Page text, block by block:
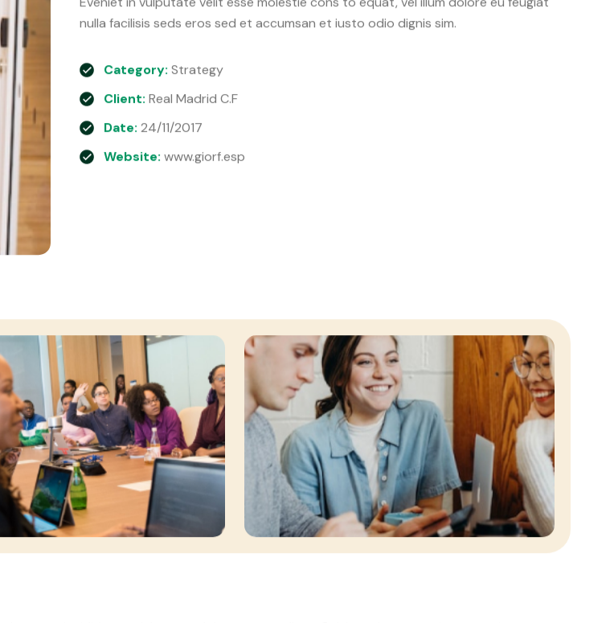
Eveniet in vulputate velit esse molestie cons to equat, vel illum dolore eu feugiat
nulla facilisis seds eros sed et accumsan et iusto odio dignis sim.
Category: Strategy
Client: Real Madrid C.F
Date: 24/11/2017
Website: www.giorf.esp